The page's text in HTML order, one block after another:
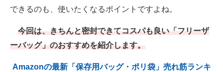
企業向けIT製品の総合サイト
IT製品の技術・比較・事例
できるのも、使いたくなるポイントですよね。
今回は、きちんと密封できてコスパも良い「フリーザ
ーバッグ」のおすすめを紹介します。
Amazonの最新「保存用バッグ・ポリ袋」売れ筋ランキ